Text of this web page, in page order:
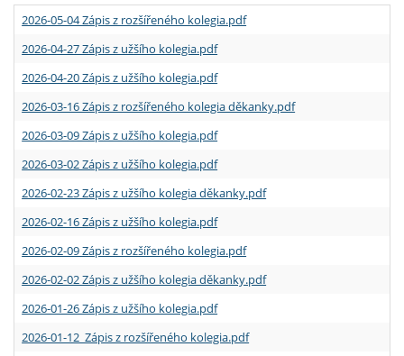
2026-05-04 Zápis z rozšířeného kolegia.pdf
2026-04-27 Zápis z užšího kolegia.pdf
2026-04-20 Zápis z užšího kolegia.pdf
2026-03-16 Zápis z rozšířeného kolegia děkanky.pdf
2026-03-09 Zápis z užšího kolegia.pdf
2026-03-02 Zápis z užšího kolegia.pdf
2026-02-23 Zápis z užšího kolegia děkanky.pdf
2026-02-16 Zápis z užšího kolegia.pdf
2026-02-09 Zápis z rozšířeného kolegia.pdf
2026-02-02 Zápis z užšího kolegia děkanky.pdf
2026-01-26 Zápis z užšího kolegia.pdf
2026-01-12 Zápis z rozšířeného kolegia.pdf